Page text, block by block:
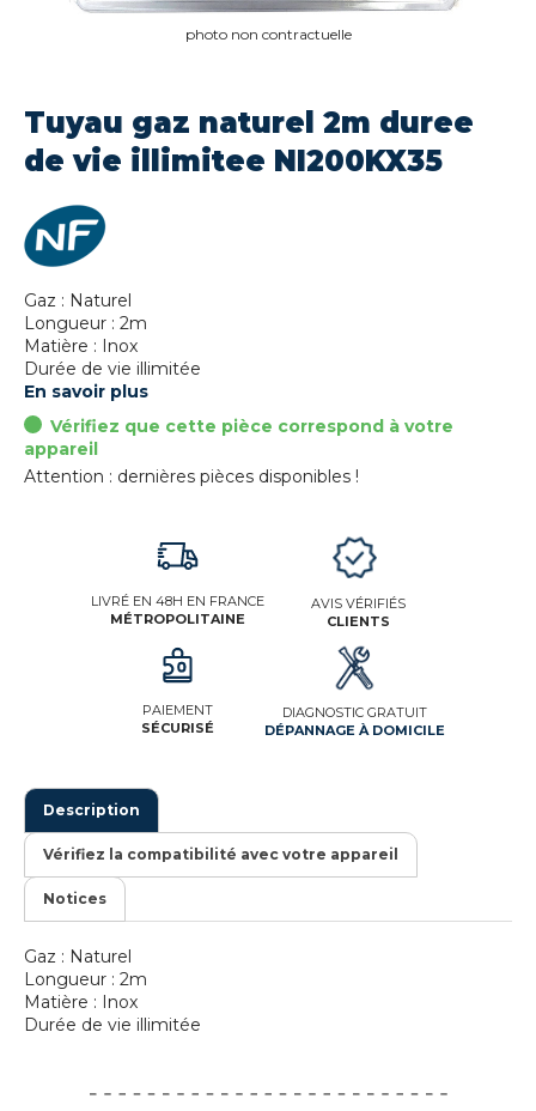
photo non contractuelle
Tuyau gaz naturel 2m duree
de vie illimitee NI200KX35
Gaz : Naturel
Longueur : 2m
Matière : Inox
Durée de vie illimitée
En savoir plus
Vérifiez que cette pièce correspond à votre
appareil
Attention : dernières pièces disponibles !
LIVRÉ EN 48H EN FRANCE
MÉTROPOLITAINE
PAIEMENT
SÉCURISÉ
AVIS VÉRIFIÉS
CLIENTS
DIAGNOSTIC GRATUIT
DÉPANNAGE À DOMICILE
Description
Vérifiez la compatibilité avec votre appareil
Notices
Gaz : Naturel
Longueur : 2m
Matière : Inox
Durée de vie illimitée